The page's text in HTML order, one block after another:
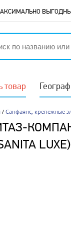
товар
/ Санфаянс, крепежные
LUXE)